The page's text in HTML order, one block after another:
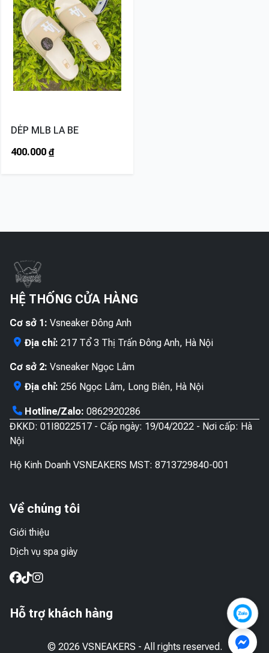
DÉP MLB LA BE
400.000 ₫
HỆ THỐNG CỬA HÀNG
Cơ sở 1: Vsneaker Đông Anh
Địa chỉ: 217 Tổ 3 Thị Trấn Đông Anh, Hà Nội
Cơ sở 2: Vsneaker Ngọc Lâm
Địa chỉ: 256 Ngọc Lâm, Long Biên, Hà Nội
Hotline/Zalo: 0862920286
ĐKKD: 01I8022517 - Cấp ngày: 19/04/2022 - Nơi cấp: Hà
Nội
Hộ Kinh Doanh VSNEAKERS MST: 8713729840-001
Về chúng tôi
Giới thiệu
Dịch vụ spa giày
Hỗ trợ khách hàng
© 2026 VSNEAKERS - All rights reserved.